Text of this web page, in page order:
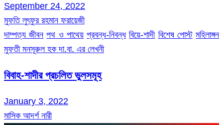
September 24, 2022
মুফতি লুৎফুর রহমান ফরায়েজী
দাম্পত্য জীবন পথ ও পাথেয় প্রবন্ধ-নিবন্ধ বিয়ে-শাদী বিশেষ পোস্ট মহিলাঙ্গন
মুফতী মনসূরুল হক দা.বা. এর লেখনী
বিবাহ-শাদীর প্রচলিত ভুলসমূহ
January 3, 2022
মাসিক আদর্শ নারী